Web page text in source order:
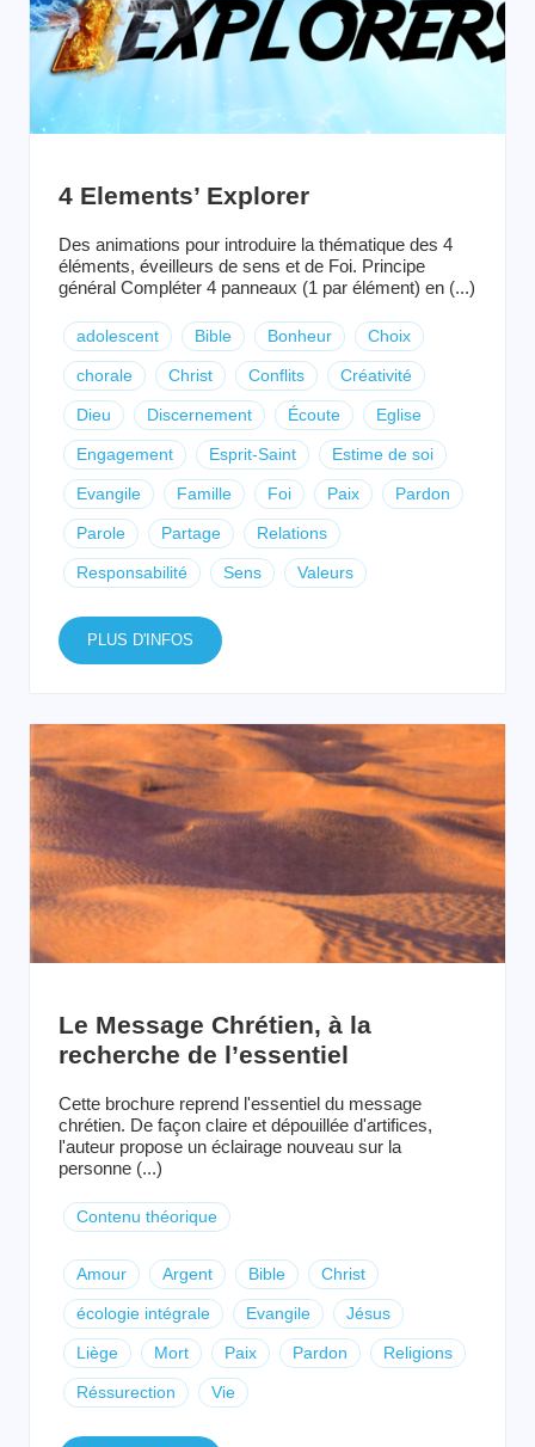
4 Elements’ Explorer
Des animations pour introduire la thématique des 4
éléments, éveilleurs de sens et de Foi. Principe
général Compléter 4 panneaux (1 par élément) en (...)
adolescent Bible Bonheur Choix
chorale Christ Conflits Créativité
Dieu Discernement Écoute Eglise
Engagement Esprit-Saint Estime de soi
Evangile Famille Foi Paix Pardon
Parole Partage Relations
Responsabilité Sens Valeurs
PLUS D'INFOS
Le Message Chrétien, à la
recherche de l’essentiel
Cette brochure reprend l'essentiel du message
chrétien. De façon claire et dépouillée d'artifices,
l'auteur propose un éclairage nouveau sur la
personne (...)
Contenu théorique
Amour Argent Bible Christ
écologie intégrale Evangile Jésus
Liège Mort Paix Pardon Religions
Réssurection Vie